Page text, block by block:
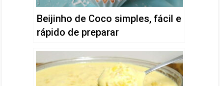
Beijinho de Coco simples, fácil e
rápido de preparar